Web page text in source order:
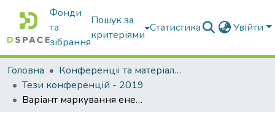
Фонди
та
зібрання
Пошук за
критеріями
Статистика Увійти
Головна
Конференції та матеріали конференцій
Тези конференцій - 2019
Варіант маркування енергозасобів сільськогосподарського призначення